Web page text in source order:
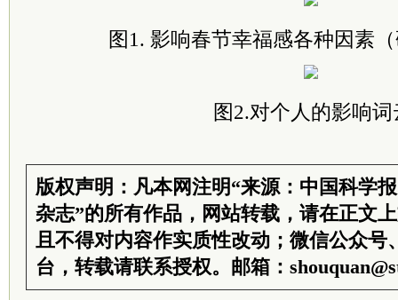
图1. 影响春节幸福感各种因素
图2.对个人的影响词
版权声明：凡本网注明“来源：中国科学
杂志”的所有作品，网站转载，请在正文
且不得对内容作实质性改动；微信公众号
台，转载请联系授权。邮箱：